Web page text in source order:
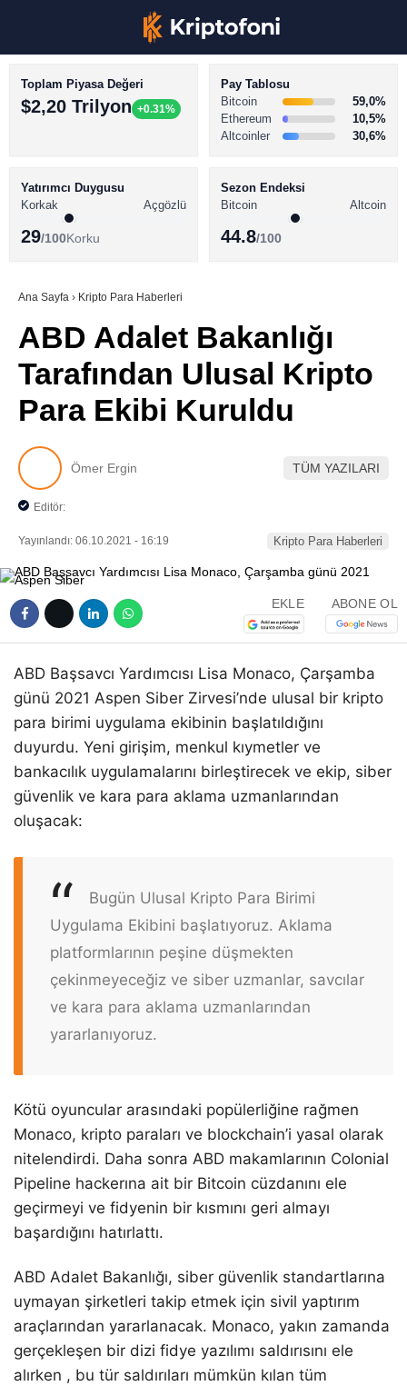
Youtube
TikTok
BİTCOİN HABERLERİ
ALTCOİN HABERLERİ
SÖZLÜK
Toplam Piyasa Değeri
$2,20 Trilyon +0.31%
Pay Tablosu
Bitcoin
59,0%
Ethereum
10,5%
Altcoinler
30,6%
Yatırımcı Duygusu
Korkak
Açgözlü
29/100Korku
Sezon Endeksi
Bitcoin
Altcoin
44.8/100
Ana Sayfa › Kripto Para Haberleri
ABD Adalet Bakanlığı
Tarafından Ulusal Kripto
Para Ekibi Kuruldu
Ömer Ergin TÜM YAZILARI
Editör:
Yayınlandı: 06.10.2021 - 16:19 Kripto Para Haberleri
EKLE ABONE OL
ABD Başsavcı Yardımcısı Lisa Monaco, Çarşamba
günü 2021 Aspen Siber Zirvesi’nde ulusal bir kripto
para birimi uygulama ekibinin başlatıldığını
duyurdu. Yeni girişim, menkul kıymetler ve
bankacılık uygulamalarını birleştirecek ve ekip, siber
güvenlik ve kara para aklama uzmanlarından
oluşacak:
Bugün Ulusal Kripto Para Birimi
Uygulama Ekibini başlatıyoruz. Aklama
platformlarının peşine düşmekten
çekinmeyeceğiz ve siber uzmanlar, savcılar
ve kara para aklama uzmanlarından
yararlanıyoruz.
Kötü oyuncular arasındaki popülerliğine rağmen
Monaco, kripto paraları ve blockchain’i yasal olarak
nitelendirdi. Daha sonra ABD makamlarının Colonial
Pipeline hackerına ait bir Bitcoin cüzdanını ele
geçirmeyi ve fidyenin bir kısmını geri almayı
başardığını hatırlattı.
ABD Adalet Bakanlığı, siber güvenlik standartlarına
uymayan şirketleri takip etmek için sivil yaptırım
araçlarından yararlanacak. Monaco, yakın zamanda
gerçekleşen bir dizi fidye yazılımı saldırısını ele
alırken , bu tür saldırıları mümkün kılan tüm